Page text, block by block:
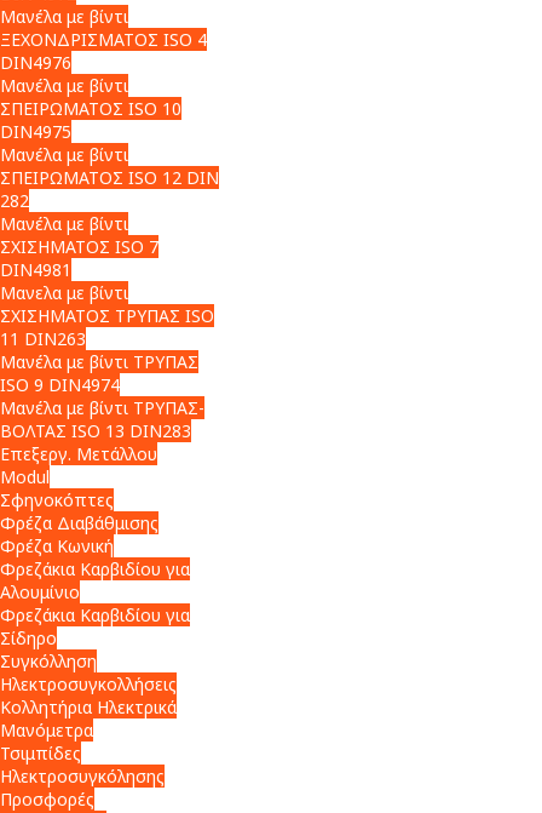
Μανέλα με βίντι
ΞΕΧΟΝΔΡΙΣΜΑΤΟΣ ISO 4
DIN4976
Μανέλα με βίντι
ΣΠΕΙΡΩΜΑΤΟΣ ISO 10
DIN4975
Μανέλα με βίντι
ΣΠΕΙΡΩΜΑΤΟΣ ISO 12 DIN
282
Μανέλα με βίντι
ΣΧΙΣΗΜΑΤΟΣ ISO 7
DIN4981
Μανελα με βίντι
ΣΧΙΣΗΜΑΤΟΣ ΤΡΥΠΑΣ ISO
11 DIN263
Μανέλα με βίντι ΤΡΥΠΑΣ
ISO 9 DIN4974
Μανέλα με βίντι ΤΡΥΠΑΣ-
ΒΟΛΤΑΣ ISO 13 DIN283
Επεξεργ. Μετάλλου
Modul
Σφηνοκόπτες
Φρέζα Διαβάθμισης
Φρέζα Κωνική
Φρεζάκια Καρβιδίου για
Αλουμίνιο
Φρεζάκια Καρβιδίου για
Σίδηρο
Συγκόλληση
Ηλεκτροσυγκολλήσεις
Κολλητήρια Ηλεκτρικά
Μανόμετρα
Τσιμπίδες
Ηλεκτροσυγκόλησης
Προσφορές